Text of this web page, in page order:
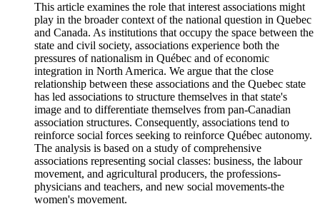
This article examines the role that interest associations might
play in the broader context of the national question in Quebec
and Canada. As institutions that occupy the space between the
state and civil society, associations experience both the
pressures of nationalism in Québec and of economic
integration in North America. We argue that the close
relationship between these associations and the Quebec state
has led associations to structure themselves in that state's
image and to differentiate themselves from pan-Canadian
association structures. Consequently, associations tend to
reinforce social forces seeking to reinforce Québec autonomy.
The analysis is based on a study of comprehensive
associations representing social classes: business, the labour
movement, and agricultural producers, the professions-
physicians and teachers, and new social movements-the
women's movement.